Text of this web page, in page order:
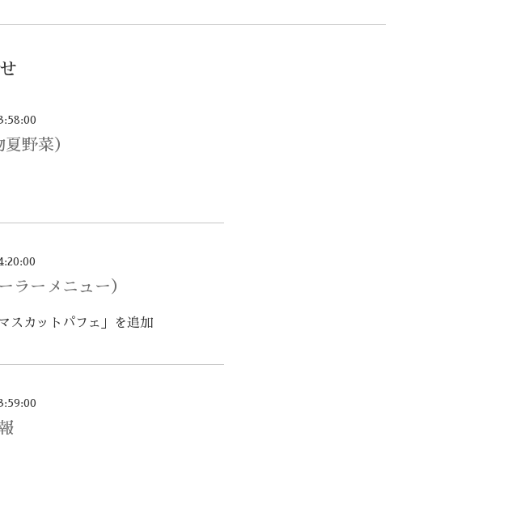
野菜）
ラーメニュー）
スカットパフェ」を追加